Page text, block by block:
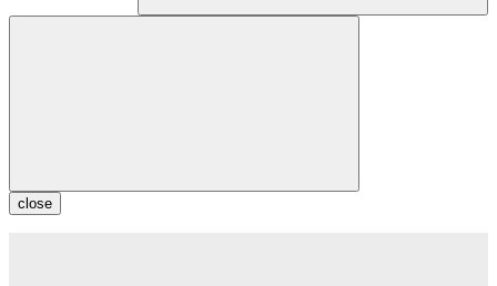
close